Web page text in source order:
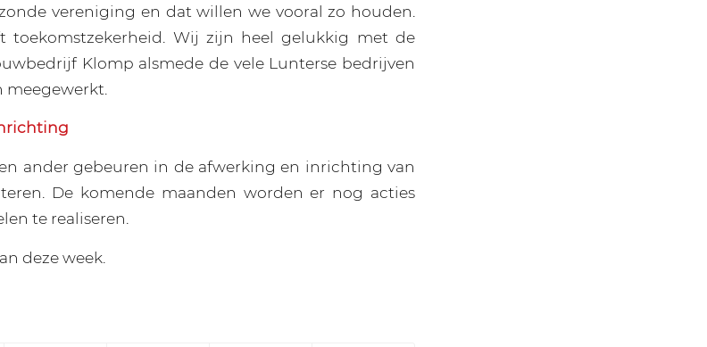
vereniging en dat willen we vooral zo houden.
toekomstzekerheid. Wij zijn heel gelukkig met de
Klomp alsmede de vele Lunterse bedrijven
ander gebeuren in de afwerking en inrichting van
De komende maanden worden er nog acties
te realiseren.
deze week.